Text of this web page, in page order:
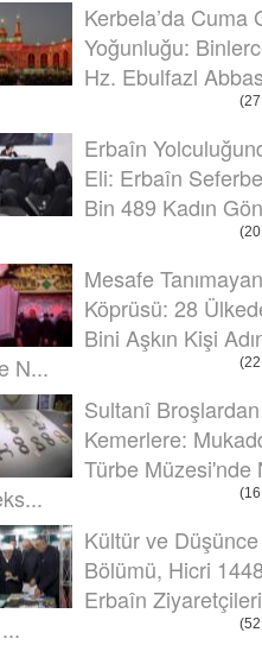
Kerbela’da Cuma
Yoğunluğu:
Hz. Ebulfazl
Erbaîn
Eli: Erbaîn
Bin 489 Kadın
Mesafe
Köprüsü: 28
Bini Aşkın Kişi
N...
Sultanî Broşlardan
Kemerlere:
Türbe Müzesi'nde
Kültür ve
Bölümü, Hicri 1448
Erbaîn